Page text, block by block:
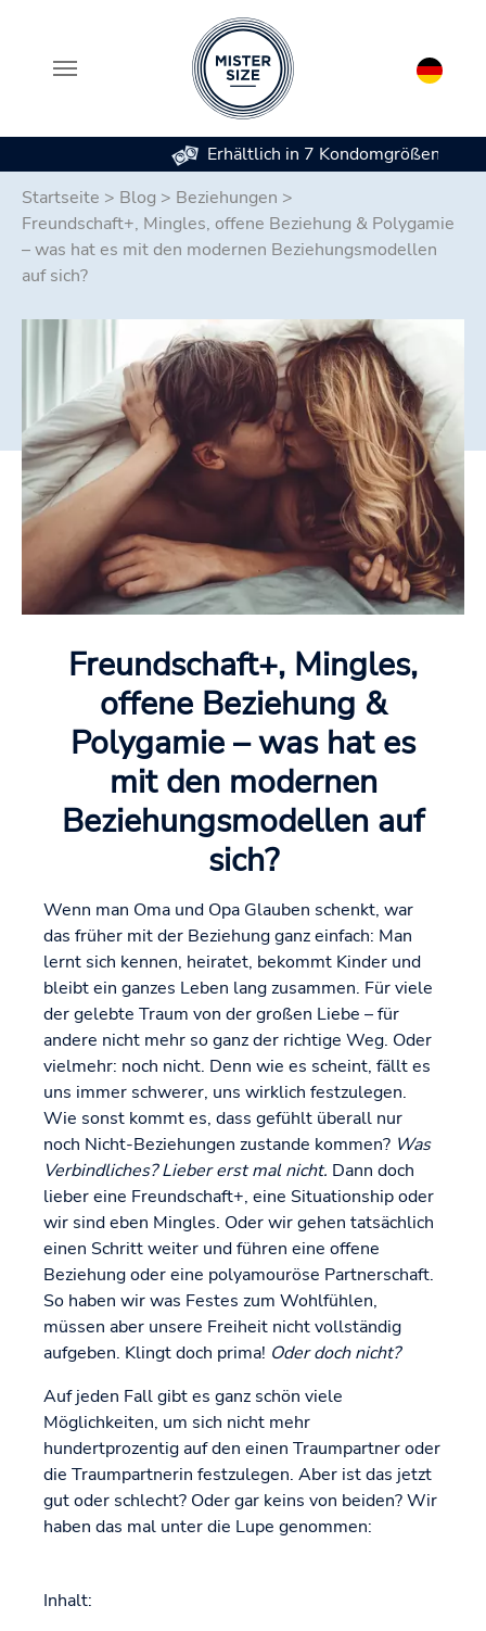
Erhältlich in 7 Kondomgrößen
Startseite > Blog > Beziehungen >
Freundschaft+, Mingles, offene Beziehung & Polygamie
– was hat es mit den modernen Beziehungsmodellen
auf sich?
Freundschaft+, Mingles,
offene Beziehung &
Polygamie – was hat es
mit den modernen
Beziehungsmodellen auf
sich?
Wenn man Oma und Opa Glauben schenkt, war
das früher mit der Beziehung ganz einfach: Man
lernt sich kennen, heiratet, bekommt Kinder und
bleibt ein ganzes Leben lang zusammen. Für viele
der gelebte Traum von der großen Liebe – für
andere nicht mehr so ganz der richtige Weg. Oder
vielmehr: noch nicht. Denn wie es scheint, fällt es
uns immer schwerer, uns wirklich festzulegen.
Wie sonst kommt es, dass gefühlt überall nur
noch Nicht-Beziehungen zustande kommen? Was
Verbindliches? Lieber erst mal nicht. Dann doch
lieber eine Freundschaft+, eine Situationship oder
wir sind eben Mingles. Oder wir gehen tatsächlich
einen Schritt weiter und führen eine offene
Beziehung oder eine polyamouröse Partnerschaft.
So haben wir was Festes zum Wohlfühlen,
müssen aber unsere Freiheit nicht vollständig
aufgeben. Klingt doch prima! Oder doch nicht?
Auf jeden Fall gibt es ganz schön viele
Möglichkeiten, um sich nicht mehr
hundertprozentig auf den einen Traumpartner oder
die Traumpartnerin festzulegen. Aber ist das jetzt
gut oder schlecht? Oder gar keins von beiden? Wir
haben das mal unter die Lupe genommen:
Inhalt: